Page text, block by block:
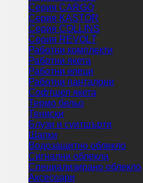
Серия CARGO
Серия KASTOR
Серия COLLINS
Серия REVOLT
Работни комплекти
Работни якета
Работни елеци
Работни панталони
Софтшел якета
Термо бельо
Тениски
Блузи и суитшърти
Шапки
Водозащитно облекло
Сигнални облекла
Специализирано облекло
Аксесоари